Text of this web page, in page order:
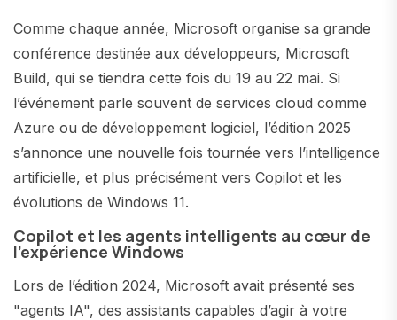
Comme chaque année, Microsoft organise sa grande
conférence destinée aux développeurs, Microsoft
Build, qui se tiendra cette fois du 19 au 22 mai. Si
l’événement parle souvent de services cloud comme
Azure ou de développement logiciel, l’édition 2025
s’annonce une nouvelle fois tournée vers l’intelligence
artificielle, et plus précisément vers Copilot et les
évolutions de Windows 11.
Copilot et les agents intelligents au cœur de
l’expérience Windows
Lors de l’édition 2024, Microsoft avait présenté ses
"agents IA", des assistants capables d’agir à votre